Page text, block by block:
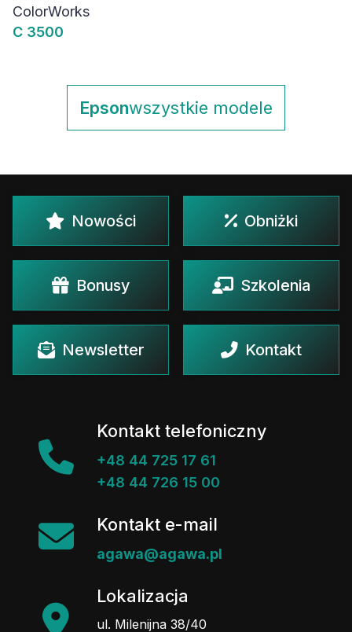
ColorWorks
C 3500
Epsonwszystkie modele
Nowości Obniżki
Bonusy Szkolenia
Newsletter Kontakt
Kontakt telefoniczny
+48 44 725 17 61
+48 44 726 15 00
Kontakt e-mail
agawa@agawa.pl
Lokalizacja
ul. Milenijna 38/40